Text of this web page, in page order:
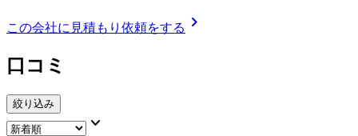
この会社に見積もり依頼をする chevron_right
口コミ
絞り込み
keyboard_arrow_down